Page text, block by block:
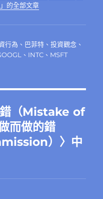
的全部文章
行為 、 巴菲特 、投資觀念 、
、 INTC 、 MSFT
錯（Mistake of
而做的錯
）〉中